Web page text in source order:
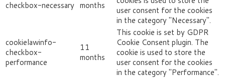
checkbox-necessary months
user consent for the cookies
in the category "Necessary".
cookielawinfo-
checkbox-
performance
11
months
This cookie is set by GDPR
Cookie Consent plugin. The
cookie is used to store the
user consent for the cookies
in the category "Performance".